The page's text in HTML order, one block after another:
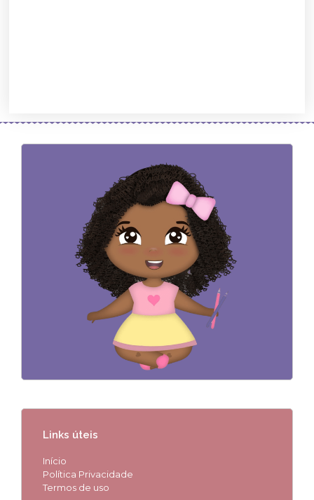
Links úteis
Início
Política Privacidade
Termos de uso